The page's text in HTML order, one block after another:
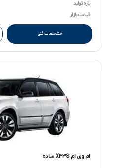
بازه تولید
قیمت بازار
مشخصات فنی
ام وی ام X۳۳S ساده